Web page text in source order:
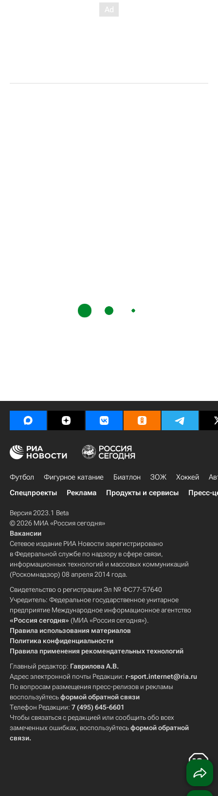
Футбол Фигурное катание Биатлон ЗОЖ Хоккей
Спецпроекты
Реклама Продукты и сервисы Пресс-
Версия 2023.1 Beta
© 2026 МИА «Россия сегодня»
Вакансии
Сетевое издание РИА Новости зарегистрировано
в Федеральной службе по надзору в сфере связи,
информационных технологий и массовых коммуникаций
(Роскомнадзор) 08 апреля 2014 года.
Свидетельство о регистрации Эл № ФС77-57640
Учредитель: Федеральное государственное унитарное
предприятие Международное информационное агентство
«Россия сегодня» (МИА «Россия сегодня»).
Правила использования материалов
Политика конфиденциальности
Правила применения рекомендательных технологий
Главный редактор: Гаврилова А.В.
Адрес электронной почты Редакции: r-sport.internet@ria.ru
По вопросам размещения пресс-релизов и рекламы
воспользуйтесьформой обратной связи
Телефон Редакции: 7 (495) 645-6601
Чтобы связаться с редакцией или сообщить обо всех
замеченных ошибках, воспользуйтесьформой обратной
связи.